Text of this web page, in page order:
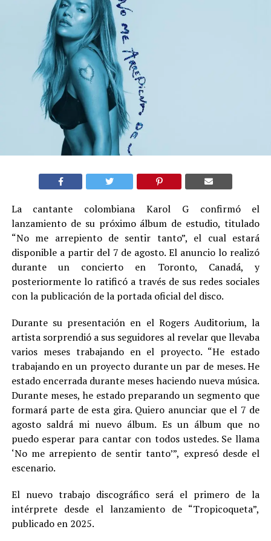
La cantante colombiana Karol G confirmó el
lanzamiento de su próximo álbum de estudio, titulado
“No me arrepiento de sentir tanto”, el cual estará
disponible a partir del 7 de agosto. El anuncio lo realizó
durante un concierto en Toronto, Canadá, y
posteriormente lo ratificó a través de sus redes sociales
con la publicación de la portada oficial del disco.
Durante su presentación en el Rogers Auditorium, la
artista sorprendió a sus seguidores al revelar que llevaba
varios meses trabajando en el proyecto. “He estado
trabajando en un proyecto durante un par de meses. He
estado encerrada durante meses haciendo nueva música.
Durante meses, he estado preparando un segmento que
formará parte de esta gira. Quiero anunciar que el 7 de
agosto saldrá mi nuevo álbum. Es un álbum que no
puedo esperar para cantar con todos ustedes. Se llama
‘No me arrepiento de sentir tanto’”, expresó desde el
escenario.
El nuevo trabajo discográfico será el primero de la
intérprete desde el lanzamiento de “Tropicoqueta”,
publicado en 2025.